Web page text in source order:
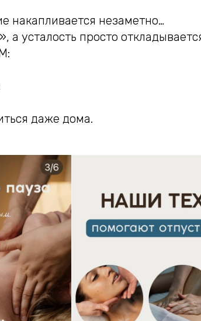
накапливается незаметно…
усталость просто
даже дома.